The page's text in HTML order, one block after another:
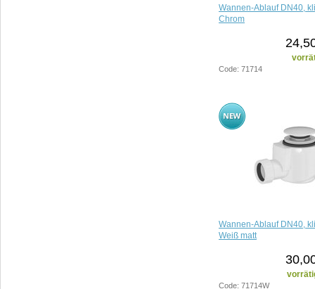
Wannen-Ablauf DN40,
Chrom
Code: 71714
Wannen-Ablauf DN40,
Weiß matt
Code: 71714W